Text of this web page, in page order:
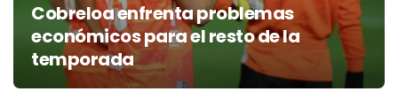
Cobreloa enfrenta problemas
económicos para el resto de la
temporada